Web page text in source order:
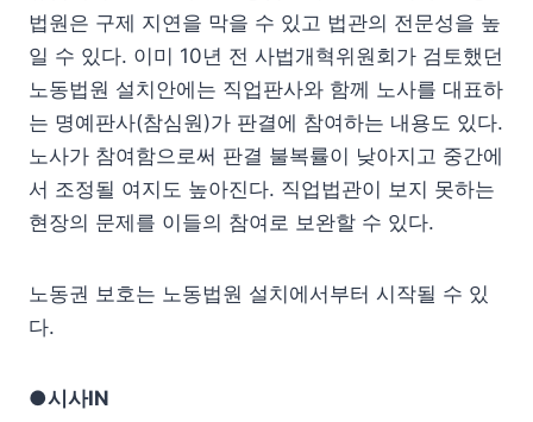
법원은 구제 지연을 막을 수 있고 법관의 전문성을 높
일 수 있다. 이미 10년 전 사법개혁위원회가 검토했던
노동법원 설치안에는 직업판사와 함께 노사를 대표하
는 명예판사(참심원)가 판결에 참여하는 내용도 있다.
노사가 참여함으로써 판결 불복률이 낮아지고 중간에
서 조정될 여지도 높아진다. 직업법관이 보지 못하는
현장의 문제를 이들의 참여로 보완할 수 있다.
노동권 보호는 노동법원 설치에서부터 시작될 수 있
다.
●시사IN